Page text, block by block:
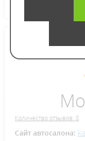
Количество отзывов: 8
Сайт автосалона: